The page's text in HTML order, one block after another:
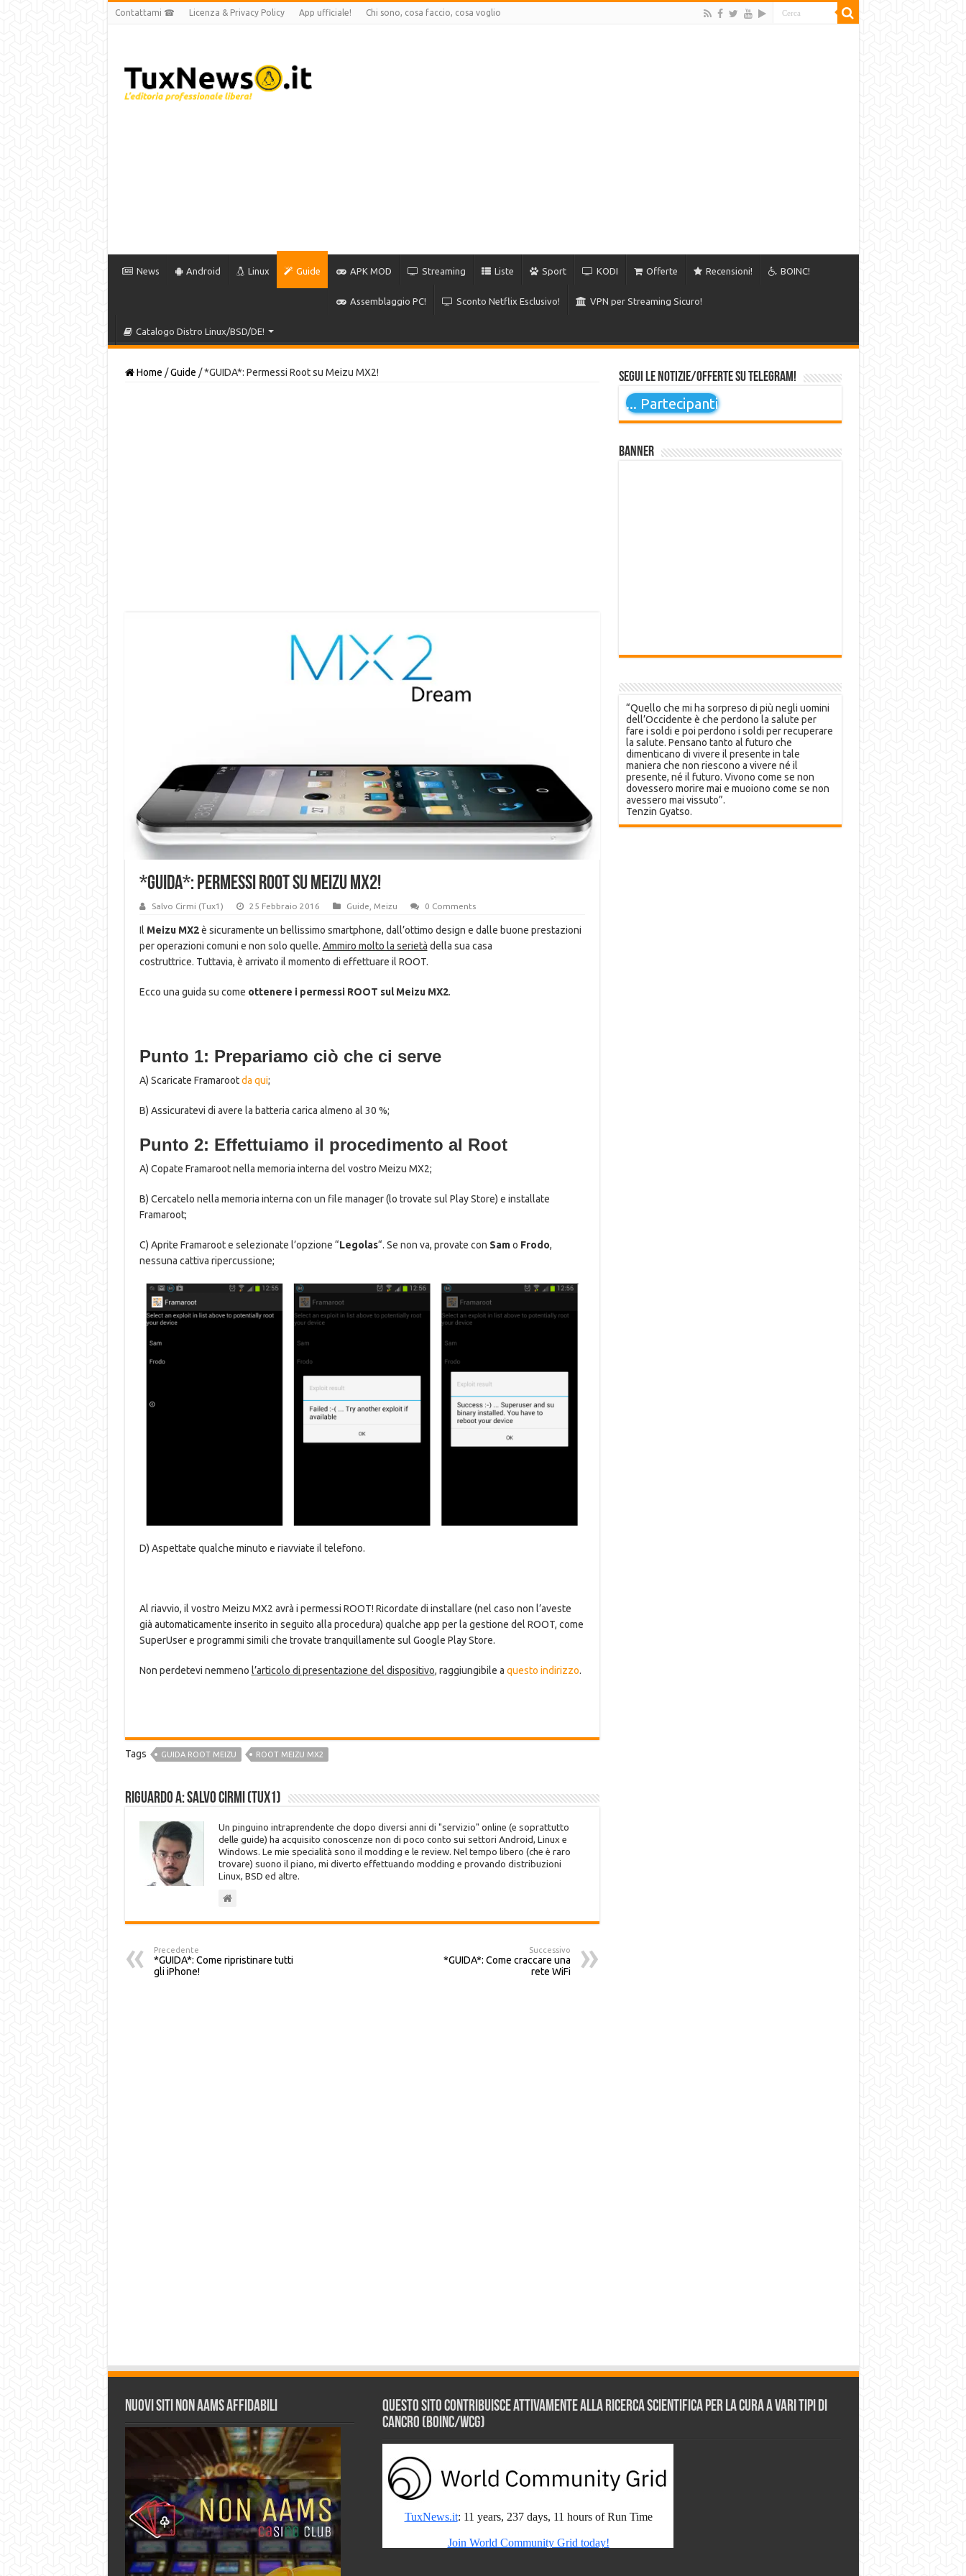
Contattami ☎ Licenza & Privacy Policy App ufficiale! Chi sono, cosa faccio, cosa voglio
News Android Linux Guide APK MOD Streaming Liste Sport KODI Offerte Recensioni! BOINC!
Assemblaggio PC! Sconto Netflix Esclusivo! VPN per Streaming Sicuro!
Catalogo Distro Linux/BSD/DE!
Home / Guide / *GUIDA*: Permessi Root su Meizu MX2!
*GUIDA*: Permessi Root su Meizu MX2!
Salvo Cirmi (Tux1) 25 Febbraio 2016 Guide Meizu 0 Comments
Il Meizu MX2è sicuramente un bellissimo smartphone, dall’ottimo design e dalle buone prestazioni
per operazioni comuni e non solo quelle. Ammiro molto la serietà della sua casa
costruttrice. Tuttavia, è arrivato il momento di effettuare il ROOT.
Ecco una guida su come ottenere i permessi ROOT sul Meizu MX2.
Punto 1: Prepariamo ciò che ci serve
A) Scaricate Framarootda qui;
B) Assicuratevi di avere la batteria carica almeno al 30 %;
Punto 2: Effettuiamo il procedimento al Root
A) Copate Framaroot nella memoria interna del vostro Meizu MX2;
B) Cercatelo nella memoria interna con un file manager (lo trovate sul Play Store) e installate
Framaroot;
C) Aprite Framaroot e selezionate l’opzione “Legolas“. Se non va, provate con Samo Frodo,
nessuna cattiva ripercussione;
D) Aspettate qualche minuto e riavviate il telefono.
Al riavvio, il vostro Meizu MX2 avrà i permessi ROOT! Ricordate di installare (nel caso non l’aveste
già automaticamente inserito in seguito alla procedura) qualche app per la gestione del ROOT, come
SuperUser e programmi simili che trovate tranquillamente sul Google Play Store.
Non perdetevi nemmeno l’articolo di presentazione del dispositivo, raggiungibile a questo indirizzo.
Tags GUIDA ROOT MEIZU ROOT MEIZU MX2
Riguardo a: Salvo Cirmi (Tux1)
Un pinguino intraprendente che dopo diversi anni di "servizio" online (e soprattutto
delle guide) ha acquisito conoscenze non di poco conto sui settori Android, Linux e
Windows. Le mie specialità sono il modding e le review. Nel tempo libero (che è raro
trovare) suono il piano, mi diverto effettuando modding e provando distribuzioni
Linux, BSD ed altre.
Precedente
*GUIDA*: Come ripristinare tutti
gli iPhone!
Successivo
*GUIDA*: Come craccare una
rete WiFi
Segui le notizie/offerte su Telegram!
... Partecipanti
Banner
“Quello che mi ha sorpreso di più negli uomini
dell’Occidente è che perdono la salute per
fare i soldi e poi perdono i soldi per recuperare
la salute. Pensano tanto al futuro che
dimenticano di vivere il presente in tale
maniera che non riescono a vivere né il
presente, né il futuro. Vivono come se non
dovessero morire mai e muoiono come se non
avessero mai vissuto”.
Tenzin Gyatso.
Nuovi siti non AAMS affidabili
Questo sito contribuisce attivamente alla ricerca scientifica per la cura a vari tipi di
Cancro (BOINC/WCG)